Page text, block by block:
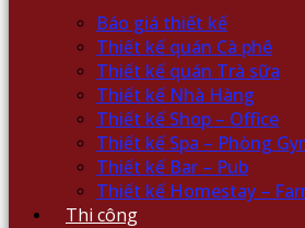
Báo giá thiết kế
Thiết kế quán Cà phê
Thiết kế quán Trà sữa
Thiết kế Nhà Hàng
Thiết kế Shop – Office
Thiết kế Spa – Phòng
Thiết kế Bar – Pub
Thiết kế Homestay –
Thi công